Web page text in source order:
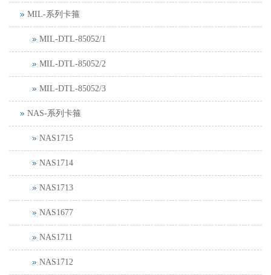
MIL-系列卡箍
MIL-DTL-85052/1
MIL-DTL-85052/2
MIL-DTL-85052/3
NAS-系列卡箍
NAS1715
NAS1714
NAS1713
NAS1677
NAS1711
NAS1712